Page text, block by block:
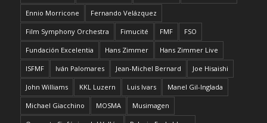
Ennio Morricone Fernando Velázquez
Film Symphony Orchestra Fimucité FMF FSO
Fundación Excelentia Hans Zimmer Hans Zimmer Live
ISFMF Iván Palomares Jean-Michel Bernard Joe Hisaishi
John Williams KKL Luzern Luis Ivars Manel Gil-Inglada
Michael Giacchino MOSMA Musimagen